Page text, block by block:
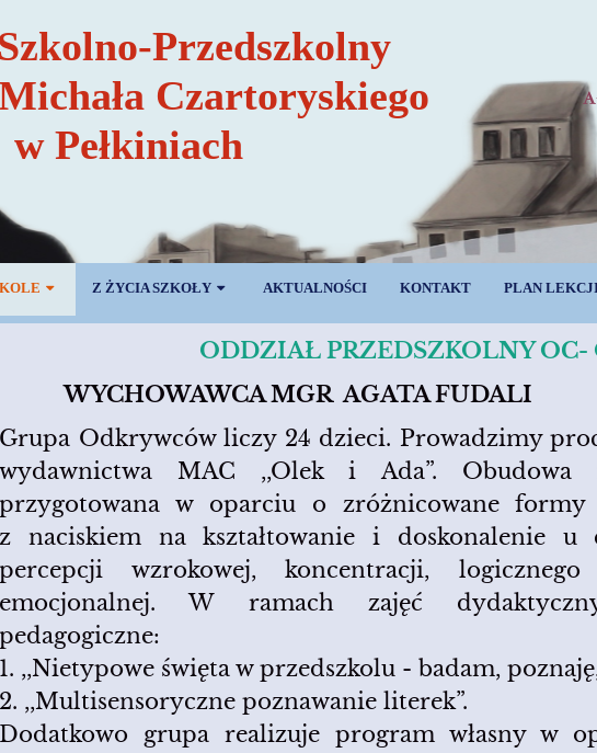
Przedszkolny
Czartoryskiego
w Pełkiniach
Z ŻYCIA SZKOŁY AKTUALNOŚCI KONTAKT PLAN
ODDZIAŁ PRZEDSZKOLNY OC-
WYCHOWAWCA MGR AGATA FUDALI
Grupa Odkrywców liczy 24 dzieci. Prowadzimy
wydawnictwa MAC ,,Olek i Ada”. Obudowa
przygotowana w oparciu o zróżnicowane
z naciskiem na kształtowanie i doskonalenie u
percepcji wzrokowej, koncentracji,
emocjonalnej. W ramach zajęć
pedagogiczne:
1. ,,Nietypowe święta w przedszkolu - badam,
2. ,,Multisensoryczne poznawanie literek”.
Dodatkowo grupa realizuje program własny w